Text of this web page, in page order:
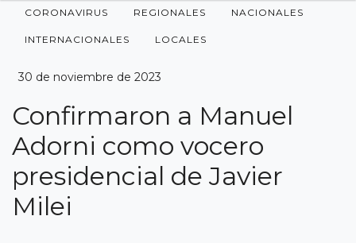
CORONAVIRUS REGIONALES NACIONALES
INTERNACIONALES LOCALES
30 de noviembre de 2023
Confirmaron a Manuel
Adorni como vocero
presidencial de Javier
Milei